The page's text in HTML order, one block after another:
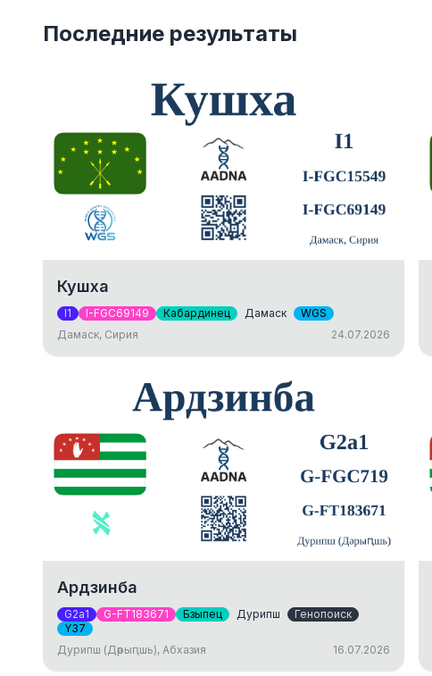
Последние результаты
Кушха
I1 I-FGC69149 Кабардинец Дамаск
WGS
Дамаск, Сирия
24.07.2026
Ардзинба
G2a1 G-FT183671 Бзыпец Дурипш
Генопоиск
Y37
Дурипш (Дәрыԥшь), Абхазия
16.07.2026